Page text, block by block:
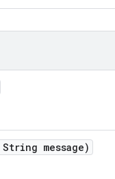
String message)